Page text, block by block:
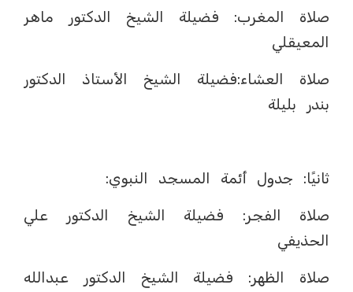
صلاة المغرب: فضيلة الشيخ الدكتور ماهر
المعيقلي
صلاة العشاء:فضيلة الشيخ الأستاذ الدكتور
بندر بليلة
ثانيًا: جدول أئمة المسجد النبوي:
صلاة الفجر: فضيلة الشيخ الدكتور علي
الحذيفي
صلاة الظهر: فضيلة الشيخ الدكتور عبدالله